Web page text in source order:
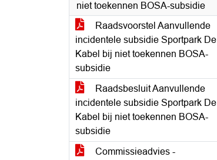
niet toekennen BOSA-subsidie
Raadsvoorstel Aanvullende
incidentele subsidie Sportpark De
Kabel bij niet toekennen BOSA-
subsidie
Raadsbesluit Aanvullende
incidentele subsidie Sportpark De
Kabel bij niet toekennen BOSA-
subsidie
Commissieadvies -